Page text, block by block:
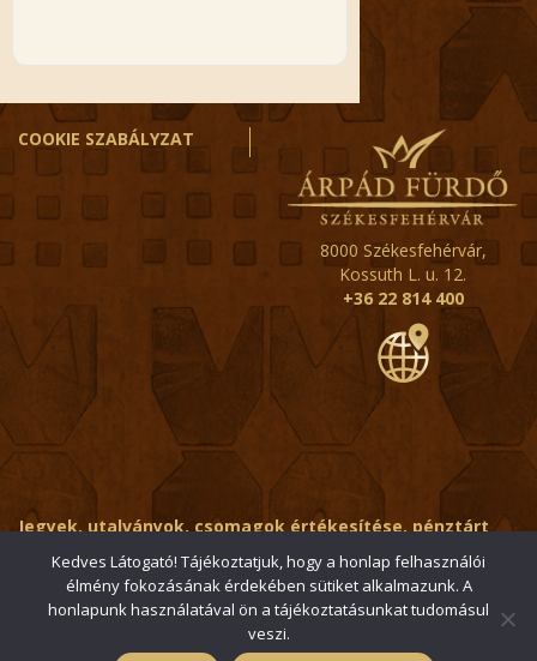
COOKIE SZABÁLYZAT
8000 Székesfehérvár,
Kossuth L. u. 12.
+36 22 814 400
Jegyek, utalványok, csomagok értékesítése, pénztárt
Általános érdeklődés: info@fehervar-arpadfurdo.hu
© 2006-2026 Székesfehérvári Árpád Fürdő / Minden jog
Kedves Látogató! Tájékoztatjuk, hogy a honlap felhasználói
élmény fokozásának érdekében sütiket alkalmazunk. A
honlapunk használatával ön a tájékoztatásunkat tudomásul
veszi.